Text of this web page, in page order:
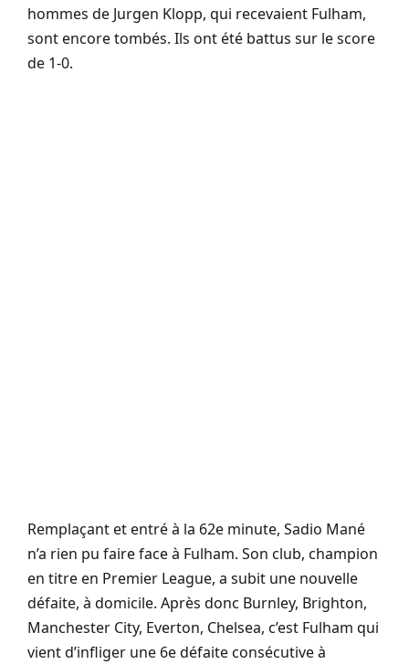
hommes de Jurgen Klopp, qui recevaient Fulham,
sont encore tombés. Ils ont été battus sur le score
de 1-0.
Remplaçant et entré à la 62e minute, Sadio Mané
n’a rien pu faire face à Fulham. Son club, champion
en titre en Premier League, a subit une nouvelle
défaite, à domicile. Après donc Burnley, Brighton,
Manchester City, Everton, Chelsea, c’est Fulham qui
vient d’infliger une 6e défaite consécutive à